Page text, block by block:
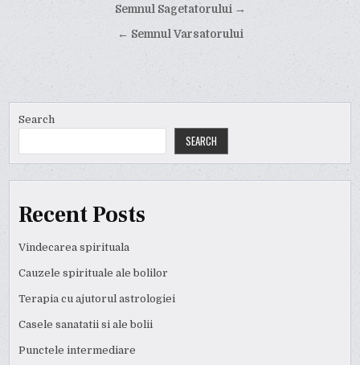
navigation
Semnul Sagetatorului →
← Semnul Varsatorului
Search
SEARCH
Recent Posts
Vindecarea spirituala
Cauzele spirituale ale bolilor
Terapia cu ajutorul astrologiei
Casele sanatatii si ale bolii
Punctele intermediare